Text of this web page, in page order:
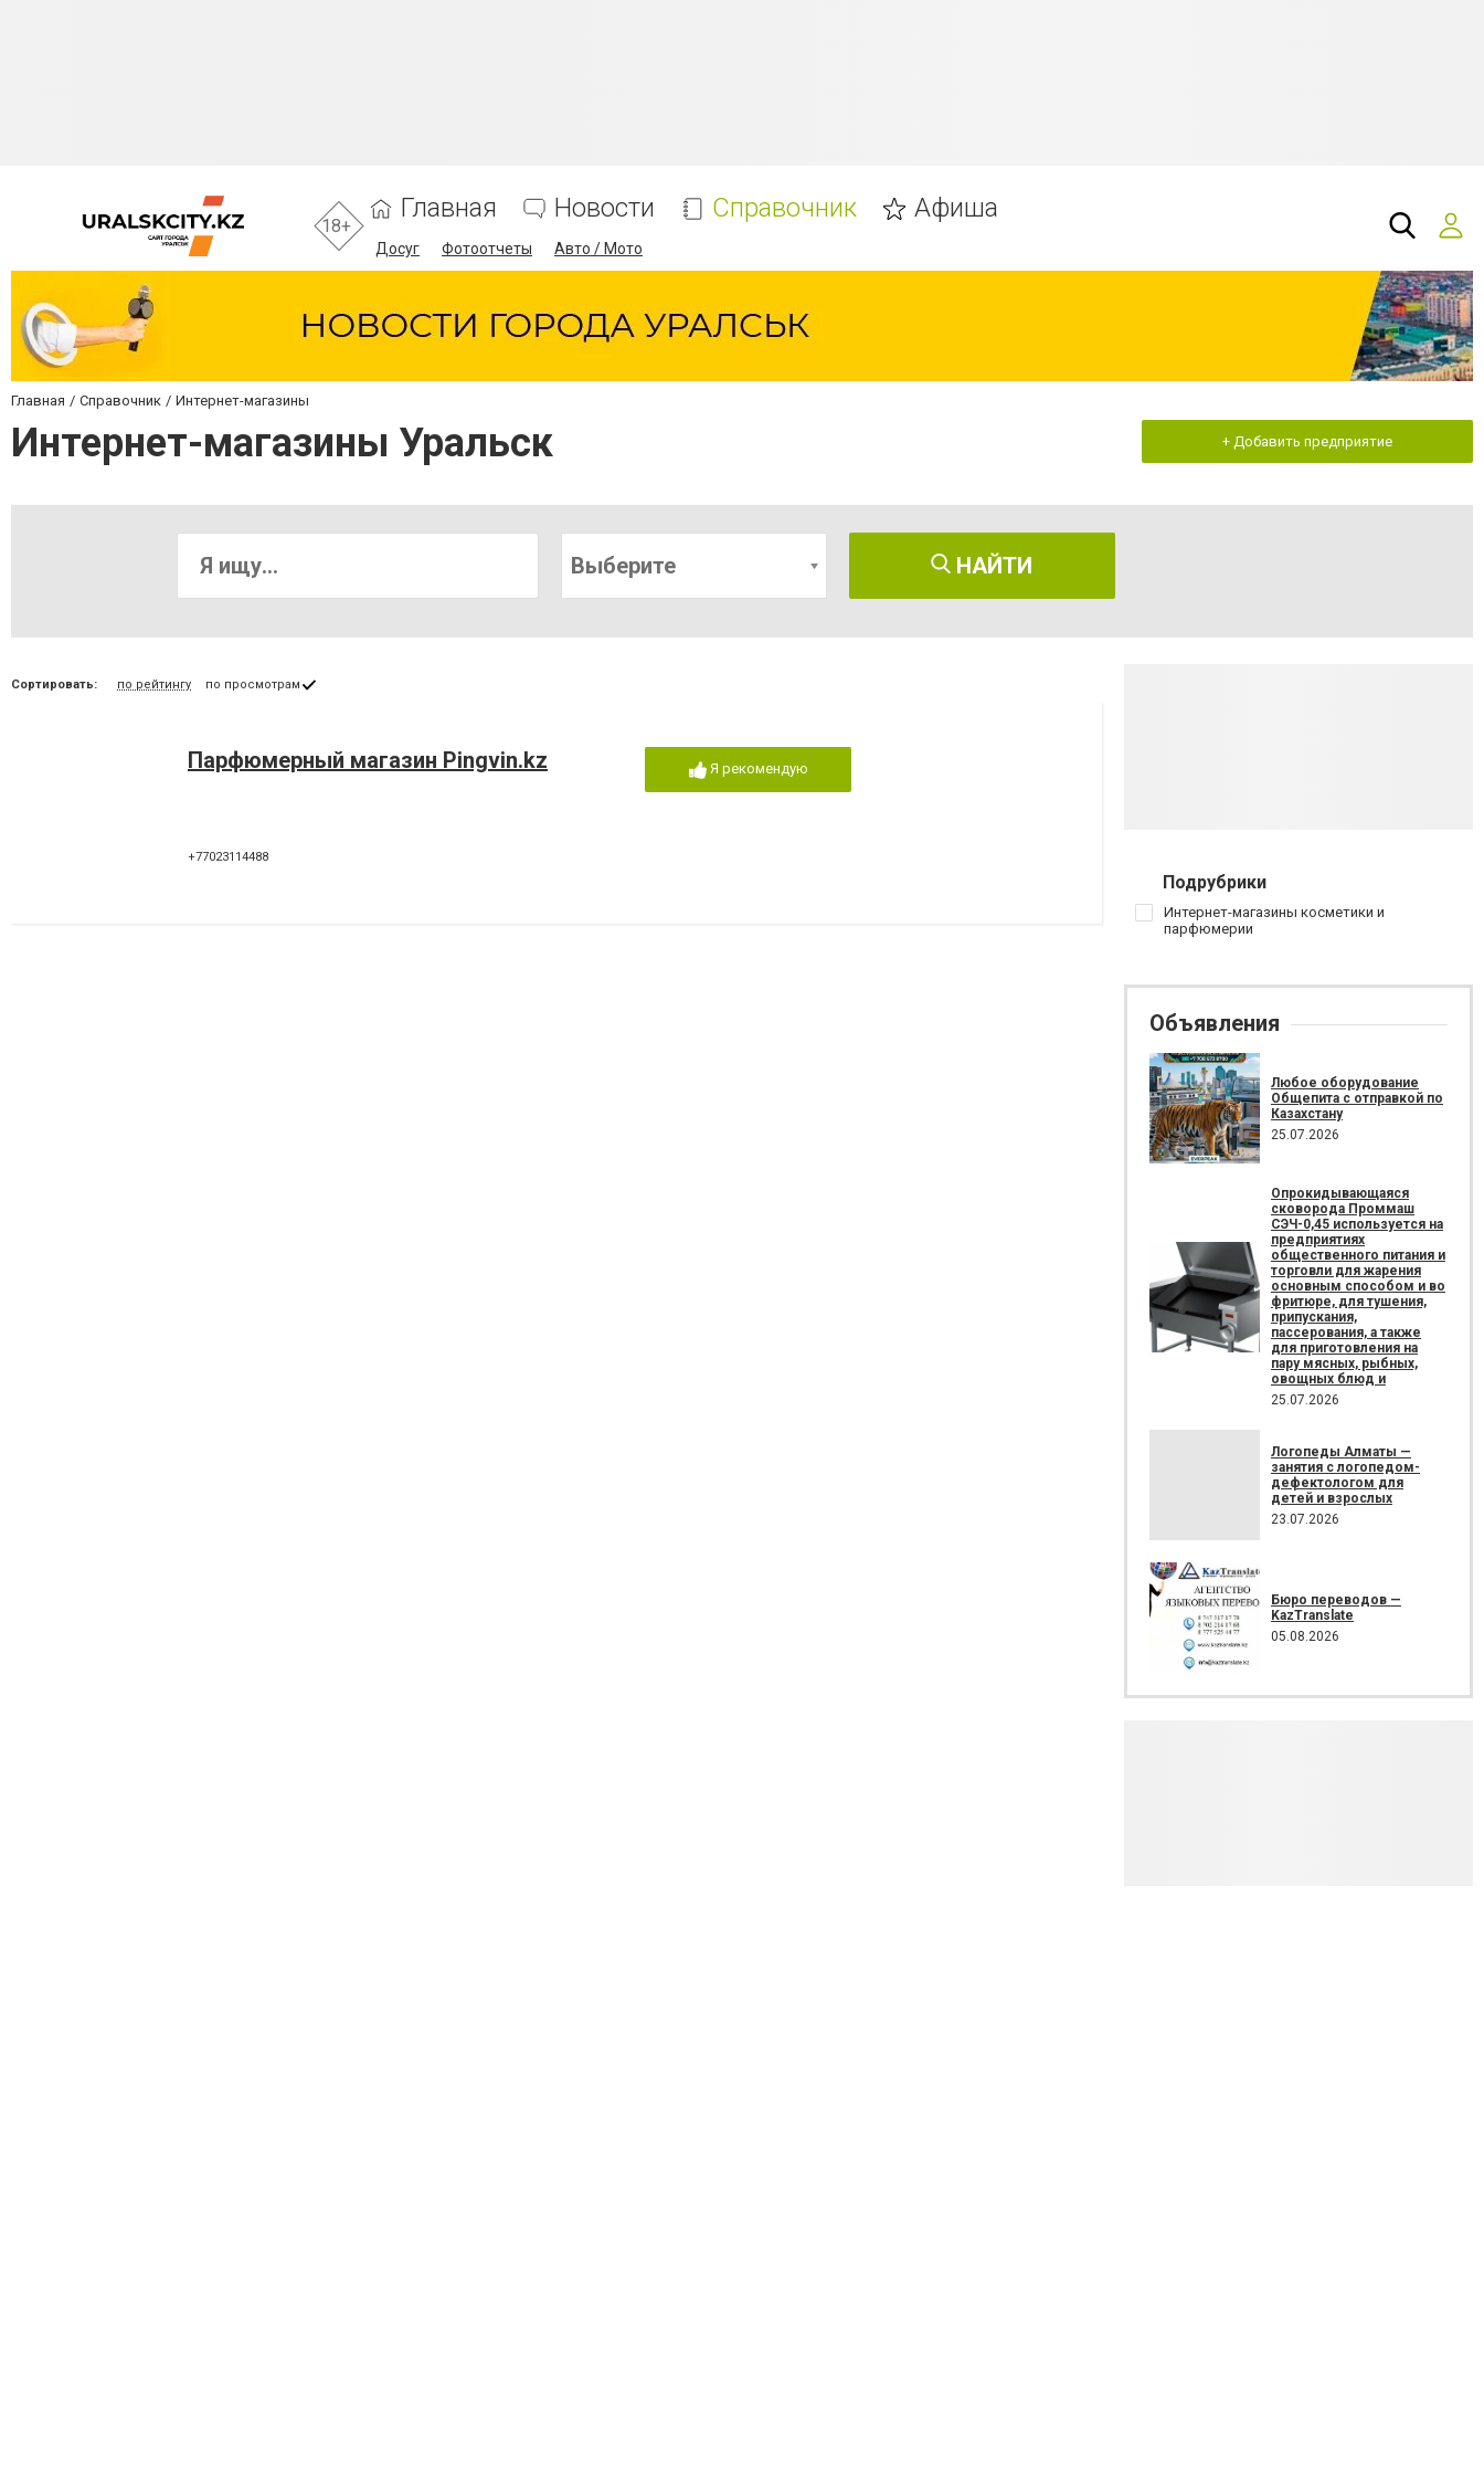
18+
Главная Новости Справочник Афиша
Досуг Фотоотчеты Авто / Мото
Главная Справочник Интернет-магазины
Интернет-магазины Уральск + Добавить предприятие
Выберите НАЙТИ
Сортировать: по рейтингу по просмотрам
Парфюмерный магазин Pingvin.kz
+77023114488
Я рекомендую
Подрубрики
Интернет-магазины косметики и
парфюмерии
Объявления
Любое оборудование
Общепита с отправкой по
Казахстану
25.07.2026
Опрокидывающаяся
сковорода Проммаш
СЭЧ-0,45 используется на
предприятиях
общественного питания и
торговли для жарения
основным способом и во
фритюре, для тушения,
припускания,
пассерования, а также
для приготовления на
пару мясных, рыбных,
овощных блюд и
25.07.2026
Логопеды Алматы —
занятия с логопедом-
дефектологом для
детей и взрослых
23.07.2026
Бюро переводов —
KazTranslate
05.08.2026